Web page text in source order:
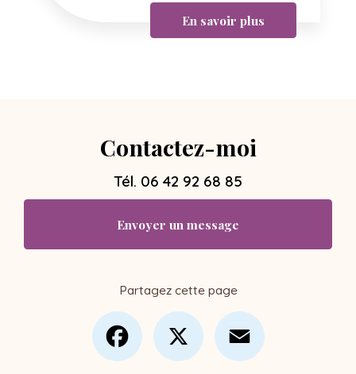
En savoir plus
Contactez-moi
Tél. 06 42 92 68 85
Envoyer un message
Partagez cette page
Facebook